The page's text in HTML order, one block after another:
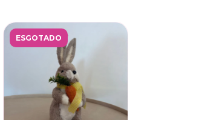
ESGOTADO